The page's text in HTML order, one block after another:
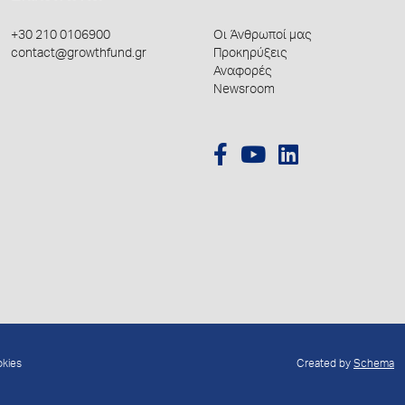
+30 210 0106900
contact@growthfund.gr
Οι Άνθρωποί μας
Προκηρύξεις
Αναφορές
Newsroom
Created by Schema